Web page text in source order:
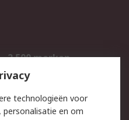
2.500 merken
Inkoopoplossingen
technologieën voor
personalisatie en om